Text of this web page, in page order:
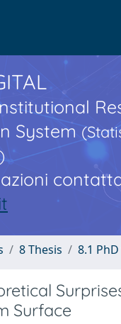
System
)
8 Thesis 8.1
Surface